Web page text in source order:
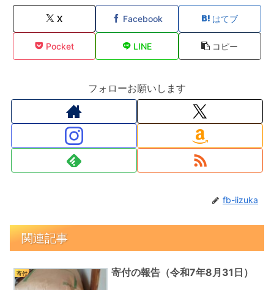
X Facebook はてブ
Pocket LINE コピー
フォローお願いします
fb-iizuka
関連記事
寄付 寄付の報告（令和7年8月31日）